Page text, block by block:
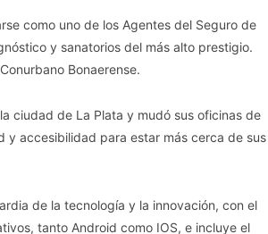
como uno de los Agentes del Seguro de
y sanatorios del más alto prestigio.
Bonaerense.
ciudad de La Plata y mudó sus oficinas de
y accesibilidad para estar más cerca de sus
de la tecnología y la innovación, con el
tanto Android como IOS, e incluye el